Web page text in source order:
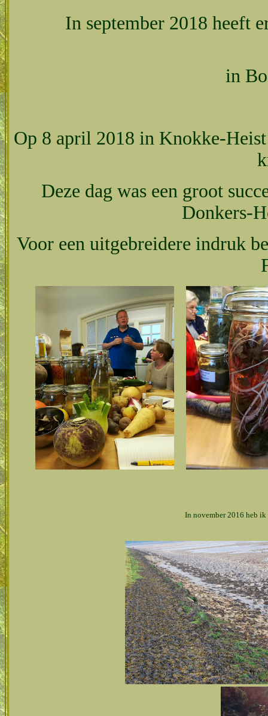
In september 2018 heeft
in
Op 8 april 2018 in Knokke-
Deze dag was een groot
Donkers-
Voor een uitgebreidere indruk
In november 2016 heb